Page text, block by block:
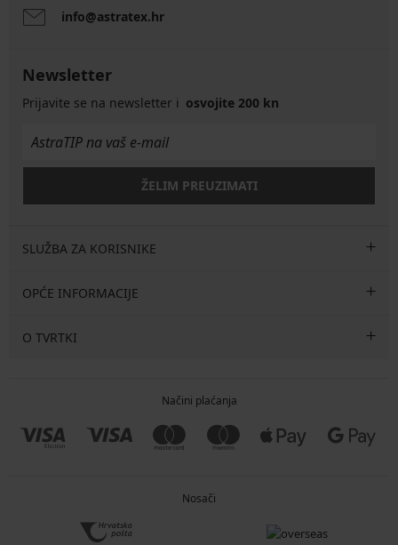
info@astratex.hr
Newsletter
Prijavite se na newsletter i osvojite 200 kn
ŽELIM PREUZIMATI
SLUŽBA ZA KORISNIKE
OPĆE INFORMACIJE
O TVRTKI
Načini plaćanja
Nosači